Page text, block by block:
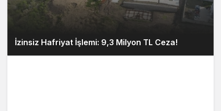
İzinsiz Hafriyat İşlemi: 9,3 Milyon TL Ceza!